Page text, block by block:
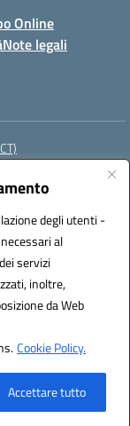
degli utenti -
al
servizi
inoltre,
da Web
Cookie Policy.
Accettare tutto
Online
Note legali
istsc_ctic8bc002
S.r.l.
Italia